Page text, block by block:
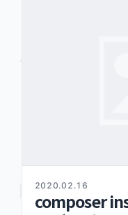
2020.02.16
composer